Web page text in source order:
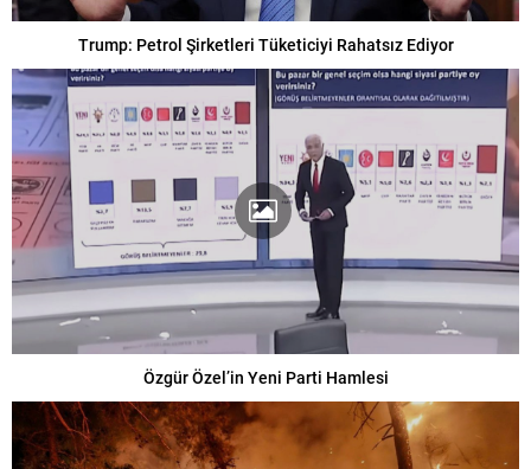
Trump: Petrol Şirketleri Tüketiciyi Rahatsız Ediyor
Özgür Özel’in Yeni Parti Hamlesi